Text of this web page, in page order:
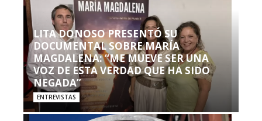
LITA DONOSO PRESENTÓ SU
DOCUMENTAL SOBRE MARÍA
MAGDALENA: “ME MUEVE SER UNA
VOZ DE ESTA VERDAD QUE HA SIDO
NEGADA”
ENTREVISTAS